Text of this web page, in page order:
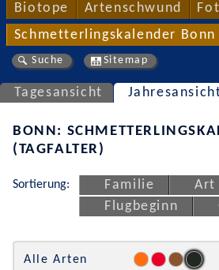
Biotope Artenschwund
Schmetterlingskalender Bonn
Suche Sitemap
Tagesansicht
BONN:
(TAGFALTER)
Sortierung: Familie Art
Flugbeginn
Alle Arten